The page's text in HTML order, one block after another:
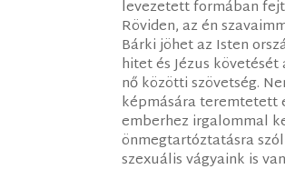
levezetett formában
Röviden, az én
Bárki jöhet az Isten
hitet és Jézus
nő közötti szövetség.
képmására teremtetett
emberhez irgalommal
önmegtartóztatásra
szexuális vágyaink is